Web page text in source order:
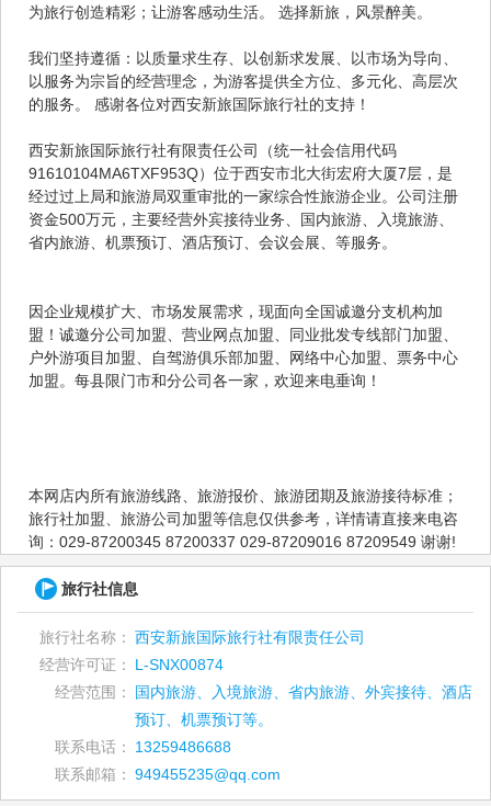
为旅行创造精彩；让游客感动生活。 选择新旅，风景醉美。
我们坚持遵循：以质量求生存、以创新求发展、以市场为导向、
以服务为宗旨的经营理念，为游客提供全方位、多元化、高层次
的服务。 感谢各位对西安新旅国际旅行社的支持！
西安新旅国际旅行社有限责任公司（统一社会信用代码
91610104MA6TXF953Q）位于西安市北大街宏府大厦7层，是
经过过上局和旅游局双重审批的一家综合性旅游企业。公司注册
资金500万元，主要经营外宾接待业务、国内旅游、入境旅游、
省内旅游、机票预订、酒店预订、会议会展、等服务。
因企业规模扩大、市场发展需求，现面向全国诚邀分支机构加
盟！诚邀分公司加盟、营业网点加盟、同业批发专线部门加盟、
户外游项目加盟、自驾游俱乐部加盟、网络中心加盟、票务中心
加盟。每县限门市和分公司各一家，欢迎来电垂询！
本网店内所有旅游线路、旅游报价、旅游团期及旅游接待标准；
旅行社加盟、旅游公司加盟等信息仅供参考，详情请直接来电咨
询：029-87200345 87200337 029-87209016 87209549 谢谢!
旅行社信息
旅行社名称： 西安新旅国际旅行社有限责任公司
经营许可证：
L-SNX00874
经营范围：
国内旅游、入境旅游、省内旅游、外宾接待、酒店
预订、机票预订等。
联系电话：
13259486688
联系邮箱： 949455235@qq.com